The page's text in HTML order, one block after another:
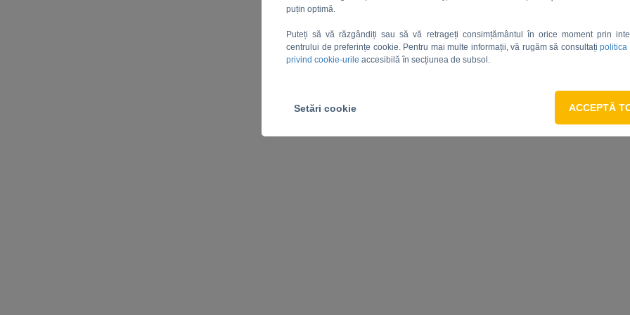
puțin optimă.
Puteți să vă răzgândiți sau să vă retrageți consimțământul în orice moment prin
centrului de preferințe cookie. Pentru mai multe informații, vă rugăm să consultațipolitica
privind cookie-urile accesibilă în secțiunea de subsol.
ACCEPTĂ
Setări cookie